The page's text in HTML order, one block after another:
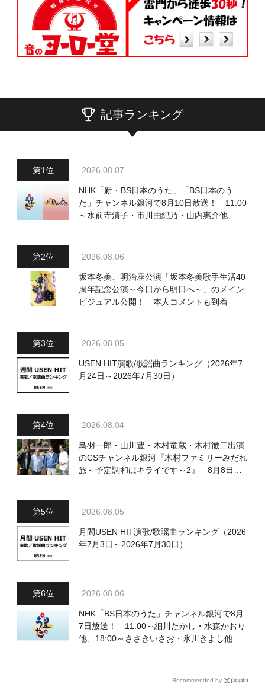
記事ランキング
2026.08.07
NHK「新・BS日本のうた」「BS日本のう
た」チャンネル銀河で8月10日放送！ 11:00
～水前寺清子・市川由紀乃・山内惠介他、
2026.08.06
坂本冬美、明治座公演「坂本冬美歌手生活40
周年記念公演～今日から明日へ～」のメイン
ビジュアル公開！ 本人コメントも到着
2026.08.05
USEN HIT演歌/歌謡曲ランキング（2026年7
月24日～2026年7月30日）
2026.08.04
鳥羽一郎・山川豊・木村竜蔵・木村徹二出演
のCSチャンネル銀河『木村ファミリーみだれ
旅～予定調和はキライです～2』 8月8日
2026.08.05
月間USEN HIT演歌/歌謡曲ランキング（2026
年7月3日～2026年7月30日）
2026.08.06
NHK「BS日本のうた」チャンネル銀河で8月
7日放送！ 11:00～細川たかし・水森かおり
他、18:00～ささきいさお・氷川きよし他登
Recommended by